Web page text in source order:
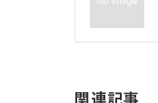
ナ
ゲ
関連記事